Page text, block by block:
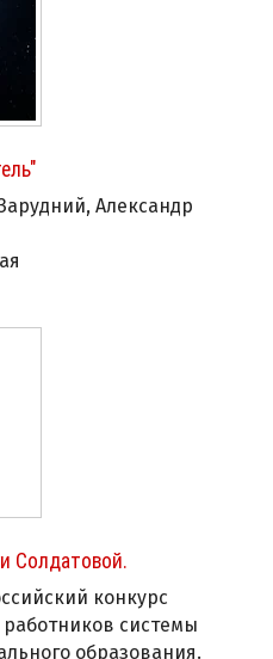
Александр
Солдатовой.
конкурс
работников системы
образования.